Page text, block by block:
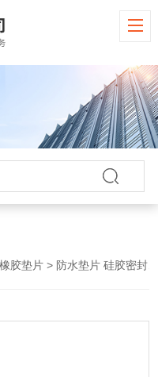
橡胶垫片 > 防水垫片 硅胶密封垫 耐酸耐用耐磨橡胶垫片